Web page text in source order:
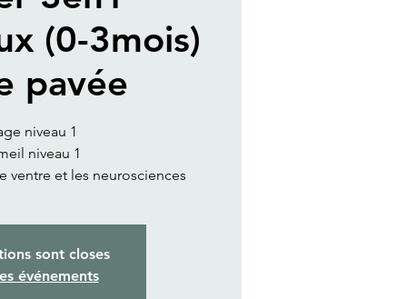
(0-3mois)
pavée
niveau 1
niveau 1
ventre et les neurosciences
sont closes
événements